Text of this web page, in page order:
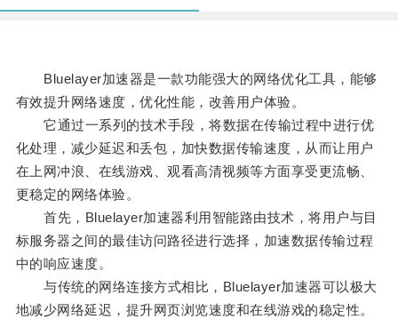
Bluelayer加速器是一款功能强大的网络优化工具，能够
有效提升网络速度，优化性能，改善用户体验。
它通过一系列的技术手段，将数据在传输过程中进行优
化处理，减少延迟和丢包，加快数据传输速度，从而让用户
在上网冲浪、在线游戏、观看高清视频等方面享受更流畅、
更稳定的网络体验。
首先，Bluelayer加速器利用智能路由技术，将用户与目
标服务器之间的最佳访问路径进行选择，加速数据传输过程
中的响应速度。
与传统的网络连接方式相比，Bluelayer加速器可以极大
地减少网络延迟，提升网页浏览速度和在线游戏的稳定性。